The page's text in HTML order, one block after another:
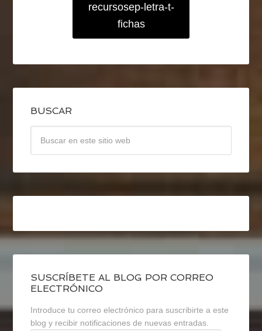
recursosep-letra-t-
fichas
BUSCAR
SUSCRÍBETE AL BLOG POR CORREO
ELECTRÓNICO
Introduce tu correo electrónico para suscribirte a este
blog y recibir notificaciones de nuevas entradas.